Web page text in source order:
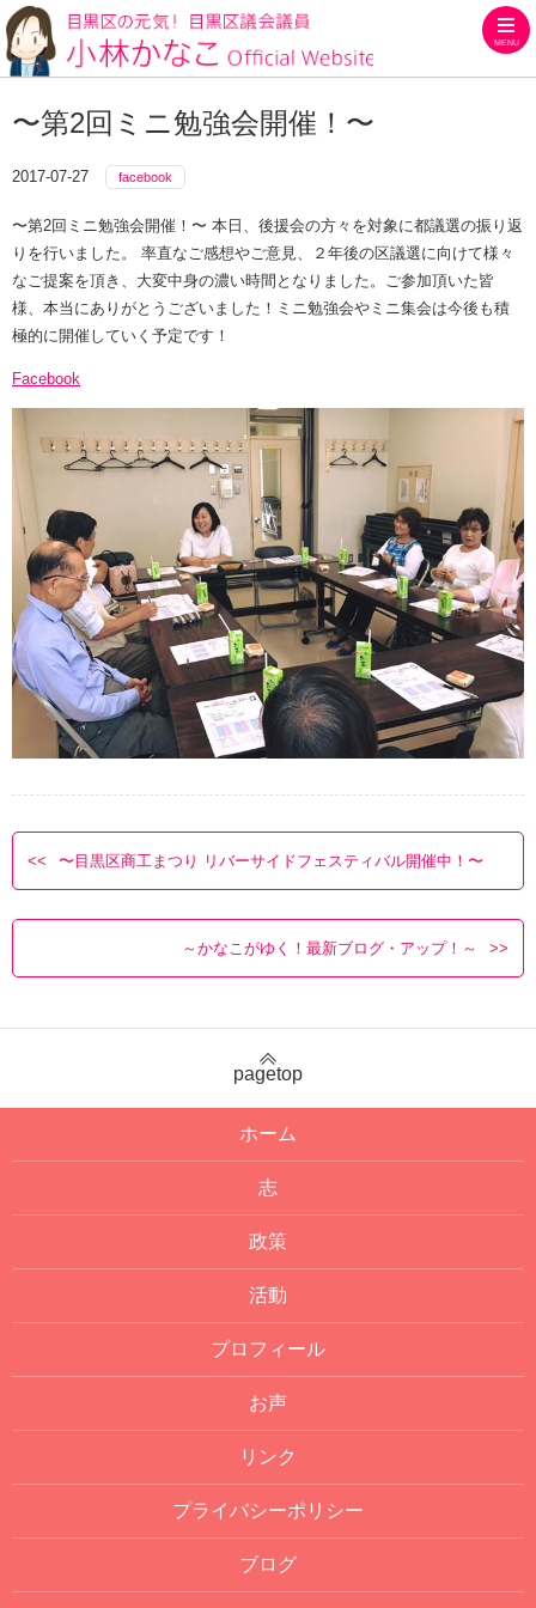
MENU
〜第2回ミニ勉強会開催！〜
2017-07-27 facebook
〜第2回ミニ勉強会開催！〜 本日、後援会の方々を対象に都議選の振り返
りを行いました。 率直なご感想やご意見、２年後の区議選に向けて様々
なご提案を頂き、大変中身の濃い時間となりました。ご参加頂いた皆
様、本当にありがとうございました！ミニ勉強会やミニ集会は今後も積
極的に開催していく予定です！
Facebook
〜目黒区商工まつり リバーサイドフェスティバル開催中！〜
～かなこがゆく！最新ブログ・アップ！～
pagetop
ホーム
志
政策
活動
プロフィール
お声
リンク
プライバシーポリシー
ブログ